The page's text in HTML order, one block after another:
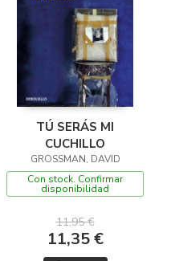
TÚ SERÁS MI
CUCHILLO
GROSSMAN, DAVID
Con stock. Confirmar
disponibilidad
11,95 €
11,35 €